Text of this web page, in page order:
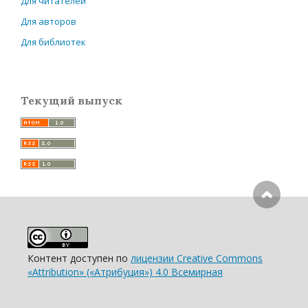
Для авторов
Для библиотек
Текущий выпуск
Контент доступен по лицензии Creative Commons
«Attribution» («Атрибуция») 4.0 Всемирная